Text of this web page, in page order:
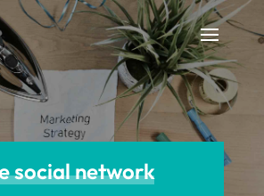
social network